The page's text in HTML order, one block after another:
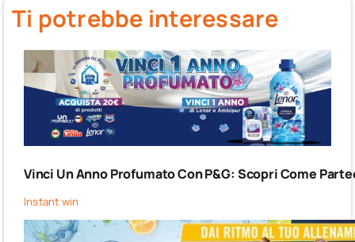
Ti potrebbe interessare
Vinci Un Anno Profumato Con P&G: Scopri Come
Instant win